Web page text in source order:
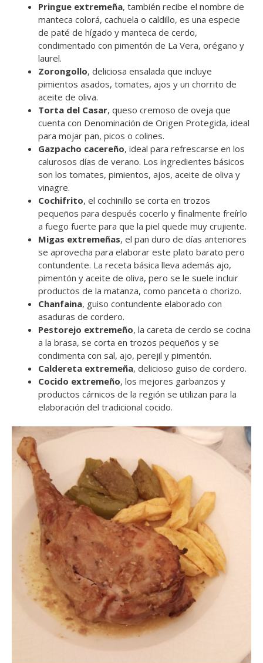
Pringue extremeña, también recibe el nombre de
manteca colorá, cachuela o caldillo, es una especie
de paté de hígado y manteca de cerdo,
condimentado con pimentón de La Vera, orégano y
laurel.
Zorongollo, deliciosa ensalada que incluye
pimientos asados, tomates, ajos y un chorrito de
aceite de oliva.
Torta del Casar, queso cremoso de oveja que
cuenta con Denominación de Origen Protegida, ideal
para mojar pan, picos o colines.
Gazpacho cacereño, ideal para refrescarse en los
calurosos días de verano. Los ingredientes básicos
son los tomates, pimientos, ajos, aceite de oliva y
vinagre.
Cochifrito, el cochinillo se corta en trozos
pequeños para después cocerlo y finalmente freírlo
a fuego fuerte para que la piel quede muy crujiente.
Migas extremeñas, el pan duro de días anteriores
se aprovecha para elaborar este plato barato pero
contundente. La receta básica lleva además ajo,
pimentón y aceite de oliva, pero se le suele incluir
productos de la matanza, como panceta o chorizo.
Chanfaina, guiso contundente elaborado con
asaduras de cordero.
Pestorejo extremeño, la careta de cerdo se cocina
a la brasa, se corta en trozos pequeños y se
condimenta con sal, ajo, perejil y pimentón.
Caldereta extremeña, delicioso guiso de cordero.
Cocido extremeño, los mejores garbanzos y
productos cárnicos de la región se utilizan para la
elaboración del tradicional cocido.